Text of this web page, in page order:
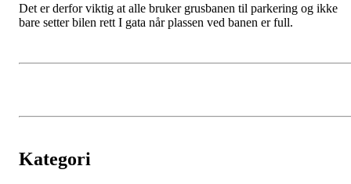
Det er derfor viktig at alle bruker grusbanen til parkering og ikke
bare setter bilen rett I gata når plassen ved banen er full.
Kategori